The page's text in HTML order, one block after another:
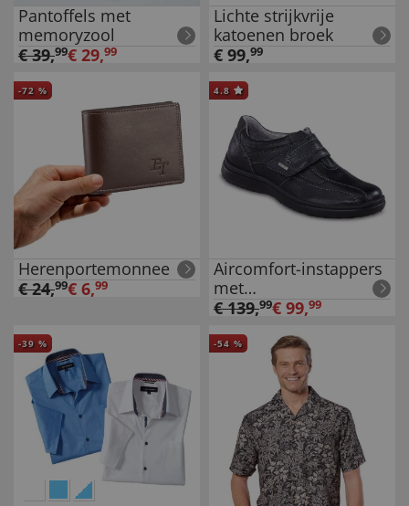
Pantoffels met
memoryzool
€39,99€ 29,99
Lichte strijkvrije
katoenen broek
€ 99,99
-72 %
Herenportemonnee
€24,99€ 6,99
4.8
Aircomfort-instappers
met
klimaatmembranen
€139,99€ 99,99
-39 % -54 %